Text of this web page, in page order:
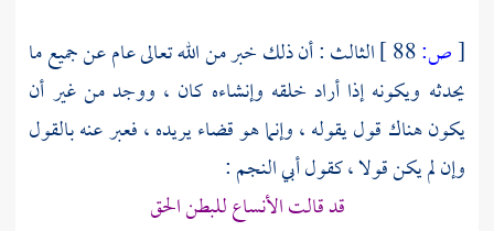
[ص:
الثالث : أن ذلك خبر من الله تعالى عام عن جميع ما
يحدثه ويكونه إذا أراد خلقه وإنشاءه كان ، ووجد من غير أن
يكون هناك قول يقوله ، وإنما هو قضاء يريده ، فعبر عنه بالقول
وإن لم يكن قولا ، كقولأبي النجم:
قد قالت الأنساع للبطن الحق